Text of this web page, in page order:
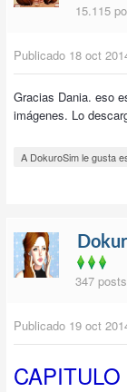
15.115
Publicado 18 oct
Gracias Dania. eso
imágenes. Lo
A DokuroSim le gusta
347 posts
Publicado 19 oct
CAPITULO